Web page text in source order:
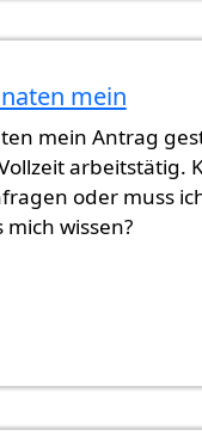
mein
mein Antrag
arbeitstätig.
oder muss
mich wissen?